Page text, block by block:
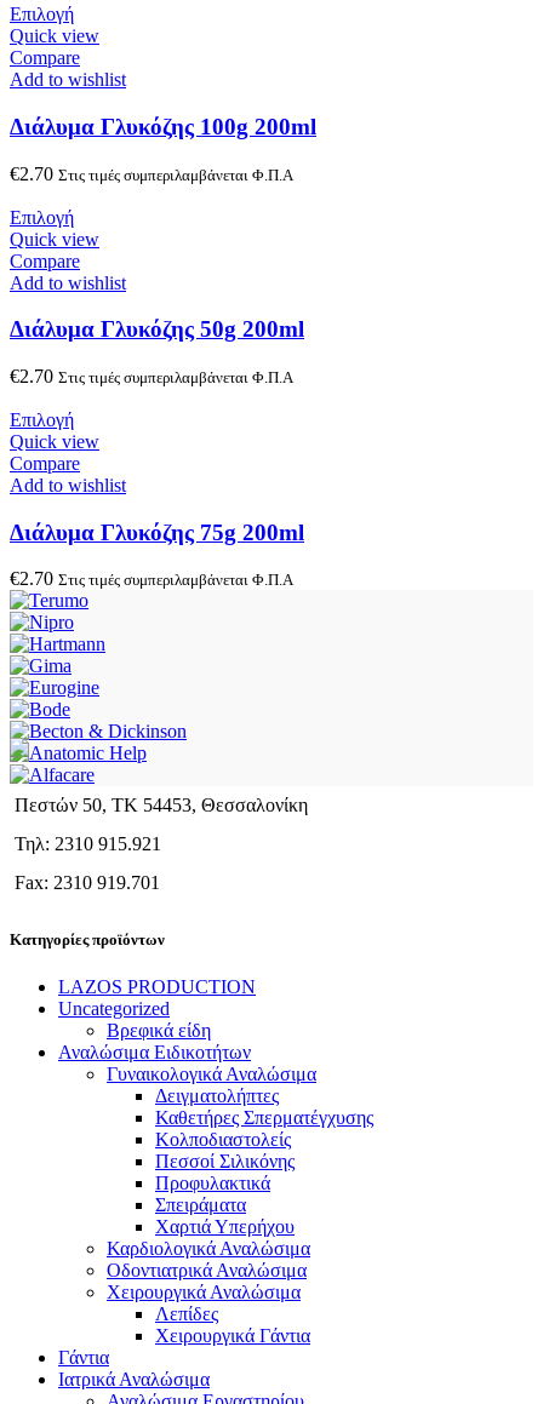
Επιλογή
Quick view
Compare
Add to wishlist
Διάλυμα Γλυκόζης 100g 200ml
€2.70 Στις τιμές συμπεριλαμβάνεται Φ.Π.Α
Επιλογή
Quick view
Compare
Add to wishlist
Διάλυμα Γλυκόζης 50g 200ml
€2.70 Στις τιμές συμπεριλαμβάνεται Φ.Π.Α
Επιλογή
Quick view
Compare
Add to wishlist
Διάλυμα Γλυκόζης 75g 200ml
€2.70 Στις τιμές συμπεριλαμβάνεται Φ.Π.Α
Πεστών 50, ΤΚ 54453, Θεσσαλονίκη
Τηλ: 2310 915.921
Fax: 2310 919.701
Κατηγορίες προϊόντων
LAZOS PRODUCTION
Uncategorized
Βρεφικά είδη
Αναλώσιμα Ειδικοτήτων
Γυναικολογικά Αναλώσιμα
Δειγματολήπτες
Καθετήρες Σπερματέγχυσης
Κολποδιαστολείς
Πεσσοί Σιλικόνης
Προφυλακτικά
Σπειράματα
Χαρτιά Υπερήχου
Καρδιολογικά Αναλώσιμα
Οδοντιατρικά Αναλώσιμα
Χειρουργικά Αναλώσιμα
Λεπίδες
Χειρουργικά Γάντια
Γάντια
Ιατρικά Αναλώσιμα